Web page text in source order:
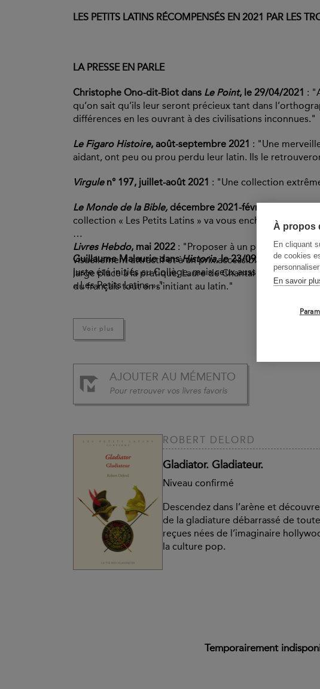
À propos
En cliquant
de cookies
En savoir
LES PETITS LATINS RÉCOMPENSÉS EN 2021 PAR LES
LA PRESSE EN PARLE
​Christophe Ono-dit-Biot dans Le Point, le 29/04/2021 :
qu’on sait qu’ils leur seront précieux tant dans
différences en les ouvrant à des civilisations inconnues."
Le Figaro Histoire, août-septembre 2021 : "Une
aidant, ont peu ou prou perdu leur latin. Ils le
Virgule n° 197, juillet-août 2021 : "Une collection
Le Monde de la Bible,décembre 2021-février 2022
:
collection « Les Petits Latins » va vous enchanter."
Livres Hebdo, mai 2022 : "Proposer à un public de
visuellement attractif et à un prix accessible (9 euros)
large place à la pratique, Laure de Chantal a relevé le
du français tout en s’initiant au latin."
Guillaume Malaurie dansHistoria, le 23/09/2022: "Ceux
juste été initiés au Collège, mais ceux aussi qui ne se
« Les Petits Latins »."
Voir plus
AJOUTER AU MÉMENTO
Pour retrouver vos livres favoris
ROBERT DELORD
Gladiator. Gladiateur.
Niveau confirmé
Descendez dans l’arène et
de la gladiature débarrassé de
reçues nées de l’imaginaire
la culture pop.
Temporairement